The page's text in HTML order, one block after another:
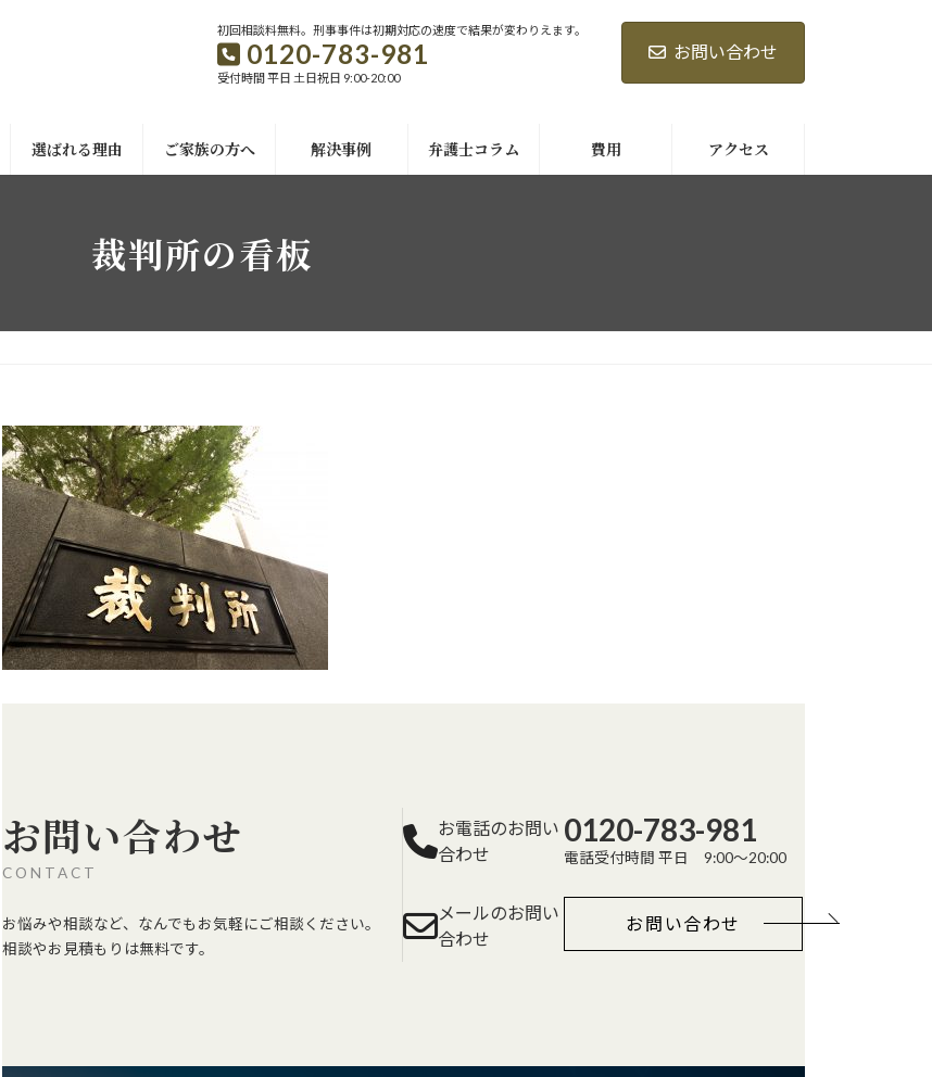
初回相談料無料。刑事事件は初期対応の速度で結果が変わりえます。
0120-783-981
受付時間 平日 土日祝日 9:00-20:00
お問い合わせ
選ばれる理由 ご家族の方へ 解決事例 弁護士コラム 費用 アクセス
裁判所の看板
お問い合わせ
CONTACT
お悩みや相談など、なんでもお気軽にご相談ください。
相談やお見積もりは無料です。
お電話のお問い
合わせ
0120-783-981
電話受付時間 平日 9:00～20:00
メールのお問い
合わせ
お問い合わせ